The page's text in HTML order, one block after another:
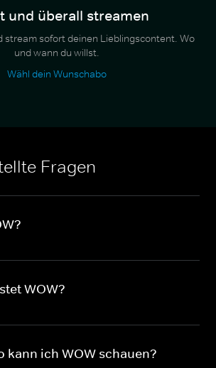
und überall streamen
stream sofort deinen Lieblingscontent. Wo
und wann du willst.
Wähl dein Wunschabo
Fragen
WOW?
kann ich WOW schauen?